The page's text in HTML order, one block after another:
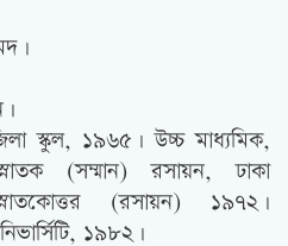
স্কুল, ১৯৬৫। উচ্চ মাধ্যমিক,
(সম্মান) রসায়ন, ঢাকা
(রসায়ন) ১৯৭২।
১৯৮২।